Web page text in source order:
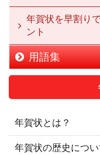
年賀状を早割り
ント
用語集
年賀状とは？
年賀状の歴史につい